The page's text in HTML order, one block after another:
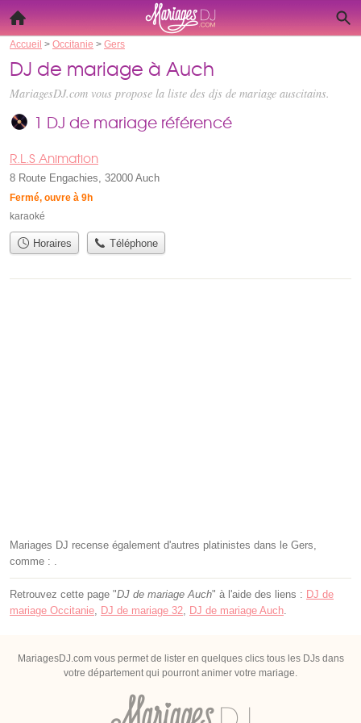
Accueil > Occitanie > Gers
DJ de mariage à Auch
MariagesDJ.com vous propose la liste des djs de mariage auscitains.
1 DJ de mariage référencé
R.L.S Animation
8 Route Engachies, 32000 Auch
Fermé, ouvre à 9h
karaoké
Horaires Téléphone
Mariages DJ recense également d'autres platinistes dans le Gers,
comme : .
Retrouvez cette page "DJ de mariage Auch" à l'aide des liens : DJ de
mariage Occitanie, DJ de mariage 32, DJ de mariage Auch.
MariagesDJ.com vous permet de lister en quelques clics tous les DJs dans
votre département qui pourront animer votre mariage.